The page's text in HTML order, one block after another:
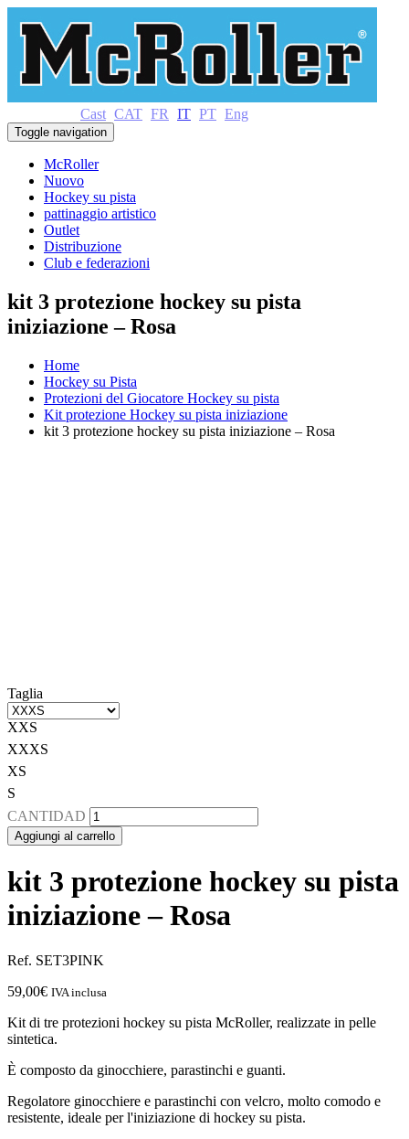
Cast CAT FR IT PT Eng
Toggle navigation
McRoller
Nuovo
Hockey su pista
pattinaggio artistico
Outlet
Distribuzione
Club e federazioni
kit 3 protezione hockey su pista
iniziazione – Rosa
Home
Hockey su Pista
Protezioni del Giocatore Hockey su pista
Kit protezione Hockey su pista iniziazione
kit 3 protezione hockey su pista iniziazione – Rosa
Taglia
XXS
XXXS
XS
S
CANTIDAD
Aggiungi al carrello
kit 3 protezione hockey su pista
iniziazione – Rosa
Ref. SET3PINK
59,00€ IVA inclusa
Kit di tre protezioni hockey su pista McRoller, realizzate in pelle
sintetica.
È composto da ginocchiere, parastinchi e guanti.
Regolatore ginocchiere e parastinchi con velcro, molto comodo e
resistente, ideale per l'iniziazione di hockey su pista.